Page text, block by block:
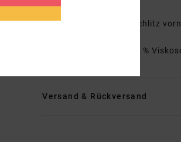
Ärmel:
Andere Features: Schlitz
100 %
Versand & Rückversand